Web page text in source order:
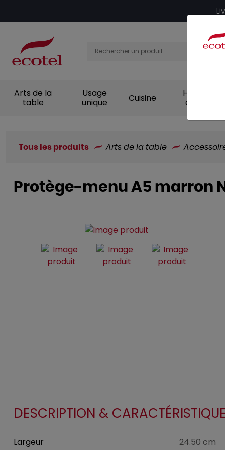
Arts de la
table
Usage
unique
Cuisine
Hygiène et
entretien
Tous les produits Arts de la table
Protège-menu A5 marron
DESCRIPTION &
Largeur 24.50 cm